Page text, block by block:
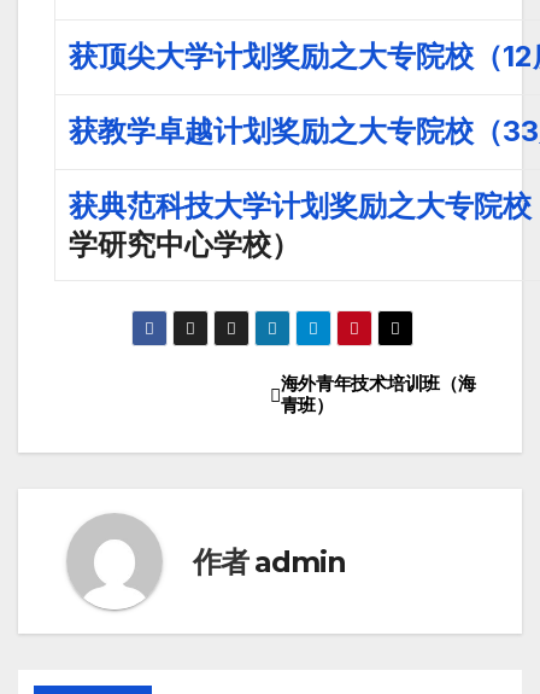
获顶尖大学计划奖励之大专院校 （
获教学卓越计划奖励之大专院校 （
获典范科技大学计划奖励之大专院校
学研究中心学校）
海外青年技术培训班（海
青班）
作者admin